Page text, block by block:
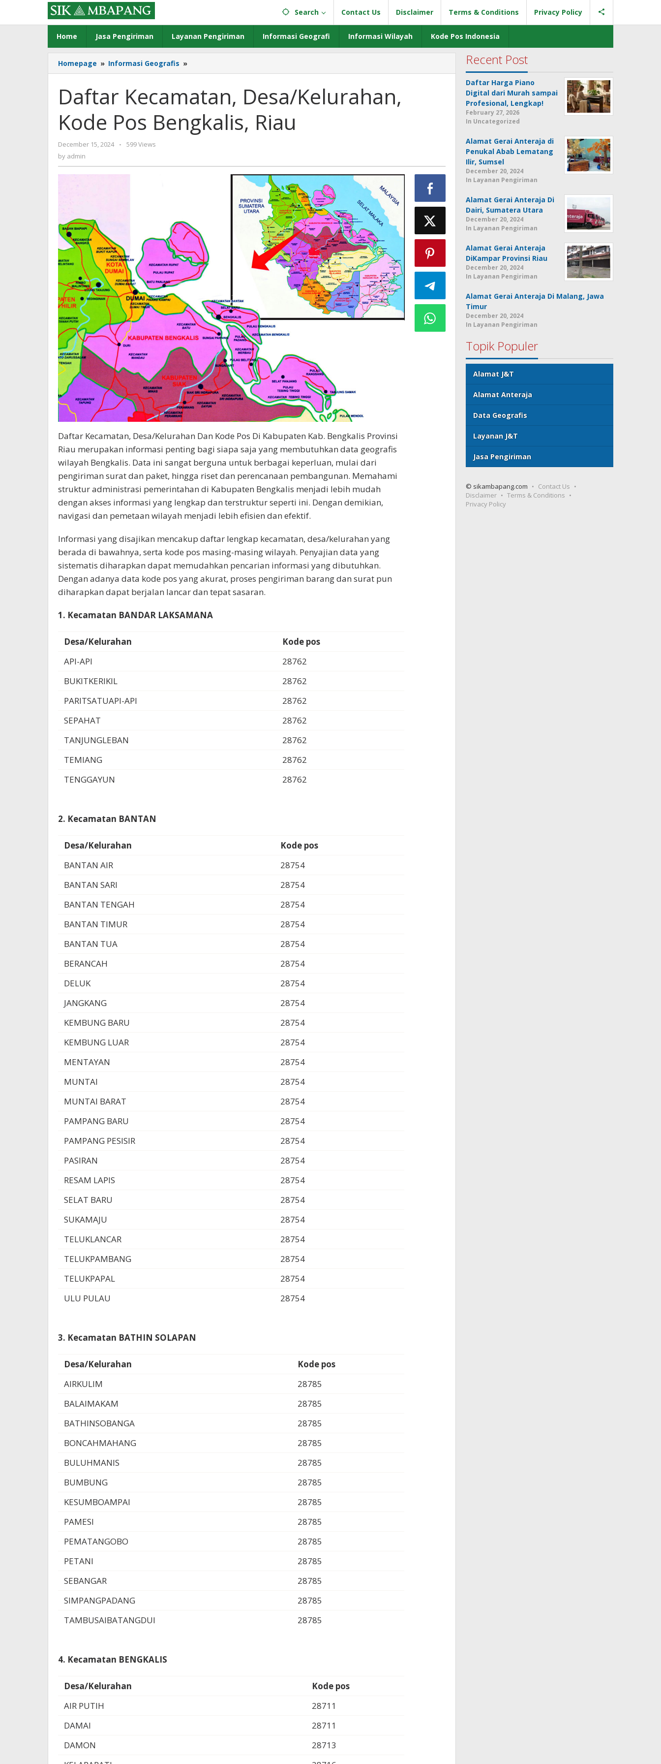
content
Search Contact Us Disclaimer Terms & Conditions Privacy Policy
Home Jasa Pengiriman Layanan Pengiriman Informasi Geografi Informasi Wilayah Kode Pos Indonesia
Homepage » Informasi Geografis »
Kecamatan,
Kode
Pos
Bengkalis,
Riau
Daftar Kecamatan, Desa/Kelurahan,
Kode Pos Bengkalis, Riau
December 15, 2024
by
-
599 Views
by admin
Daftar Kecamatan, Desa/Kelurahan Dan Kode Pos Di Kabupaten Kab. Bengkalis Provinsi
Riau merupakan informasi penting bagi siapa saja yang membutuhkan data geografis
wilayah Bengkalis. Data ini sangat berguna untuk berbagai keperluan, mulai dari
pengiriman surat dan paket, hingga riset dan perencanaan pembangunan. Memahami
struktur administrasi pemerintahan di Kabupaten Bengkalis menjadi lebih mudah
dengan akses informasi yang lengkap dan terstruktur seperti ini. Dengan demikian,
navigasi dan pemetaan wilayah menjadi lebih efisien dan efektif.
Informasi yang disajikan mencakup daftar lengkap kecamatan, desa/kelurahan yang
berada di bawahnya, serta kode pos masing-masing wilayah. Penyajian data yang
sistematis diharapkan dapat memudahkan pencarian informasi yang dibutuhkan.
Dengan adanya data kode pos yang akurat, proses pengiriman barang dan surat pun
diharapkan dapat berjalan lancar dan tepat sasaran.
1. Kecamatan BANDAR LAKSAMANA
Desa/Kelurahan
Kode pos
API-API
28762
BUKITKERIKIL
28762
PARITSATUAPI-API
28762
SEPAHAT
28762
TANJUNGLEBAN
28762
TEMIANG
28762
TENGGAYUN
28762
2. Kecamatan BANTAN
Desa/Kelurahan
Kode pos
BANTAN AIR
28754
BANTAN SARI
28754
BANTAN TENGAH
28754
BANTAN TIMUR
28754
BANTAN TUA
28754
BERANCAH
28754
DELUK
28754
JANGKANG
28754
KEMBUNG BARU
28754
KEMBUNG LUAR
28754
MENTAYAN
28754
MUNTAI
28754
MUNTAI BARAT
28754
PAMPANG BARU
28754
PAMPANG PESISIR
28754
PASIRAN
28754
RESAM LAPIS
28754
SELAT BARU
28754
SUKAMAJU
28754
TELUKLANCAR
28754
TELUKPAMBANG
28754
TELUKPAPAL
28754
ULU PULAU
28754
3. Kecamatan BATHIN SOLAPAN
Desa/Kelurahan
Kode pos
AIRKULIM
28785
BALAIMAKAM
28785
BATHINSOBANGA
28785
BONCAHMAHANG
28785
BULUHMANIS
28785
BUMBUNG
28785
KESUMBOAMPAI
28785
PAMESI
28785
PEMATANGOBO
28785
PETANI
28785
SEBANGAR
28785
SIMPANGPADANG
28785
TAMBUSAIBATANGDUI
28785
4. Kecamatan BENGKALIS
Desa/Kelurahan
Kode pos
AIR PUTIH
28711
DAMAI
28711
DAMON
28713
Recent Post
Daftar Harga Piano
Digital dari Murah sampai
Profesional, Lengkap!
February 27, 2026
In Uncategorized
Alamat Gerai Anteraja di
Penukal Abab Lematang
Ilir, Sumsel
December 20, 2024
In Layanan Pengiriman
Alamat Gerai Anteraja Di
Dairi, Sumatera Utara
December 20, 2024
In Layanan Pengiriman
Alamat Gerai Anteraja
DiKampar Provinsi Riau
December 20, 2024
In Layanan Pengiriman
Alamat Gerai Anteraja Di Malang, Jawa
Timur
December 20, 2024
In Layanan Pengiriman
Topik Populer
Alamat J&T
Alamat Anteraja
Data Geografis
Layanan J&T
Jasa Pengiriman
© sikambapang.com
Contact Us
Disclaimer
Terms & Conditions
Privacy Policy